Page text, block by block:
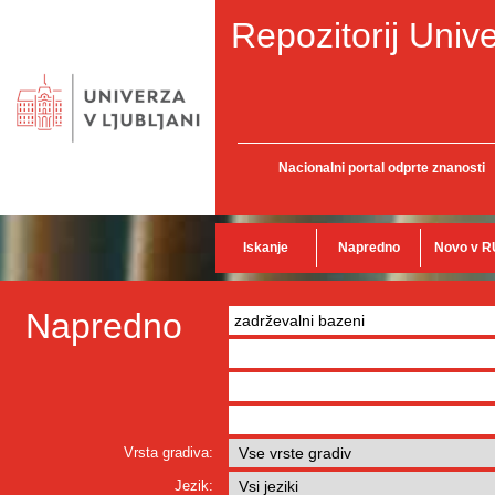
Repozitorij
Nacionalni portal odprte znanosti
Iskanje Napredno Novo v
Napredno
Vrsta gradiva:
Jezik: